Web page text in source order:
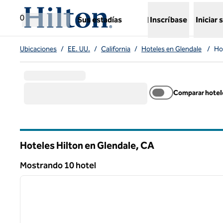
Saltar a contenido
0
Sus estadías Inscríbase Iniciar
Ubicaciones / EE. UU. / California / Hoteles en Glendale /
Comparar
Hoteles Hilton en Glendale,CA
Mostrando 10 hotel
Mostrando 10 hotel
1 de 12